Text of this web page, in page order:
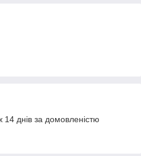
днів за домовленістю